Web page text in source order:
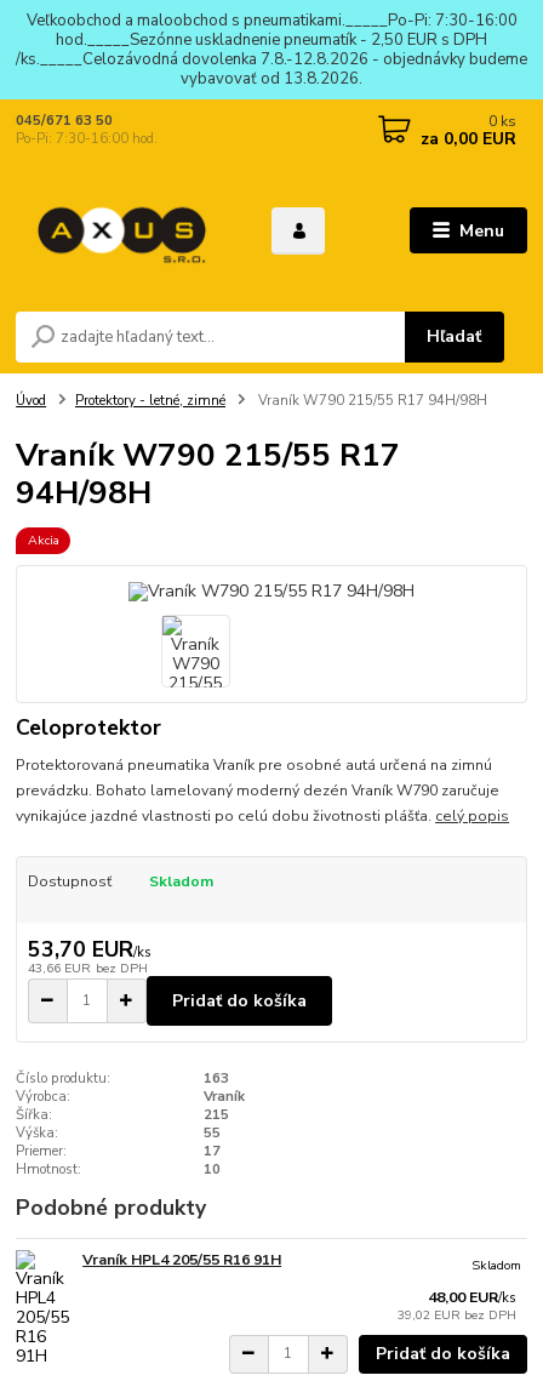
Veľkoobchod a maloobchod s pneumatikami._____Po-Pi: 7:30-16:00
hod._____Sezónne uskladnenie pneumatík - 2,50 EUR s DPH
/ks._____Celozávodná dovolenka 7.8.-12.8.2026 - objednávky budeme
vybavovať od 13.8.2026.
Menu
Hľadať
045/671 63 50
Po-Pi: 7:30-16:00 hod.
0 ks
za 0,00 EUR
Úvod Protektory - letné, zimné Vraník W790 215/55 R17 94H/98H
Vraník W790 215/55 R17
94H/98H
Akcia
Celoprotektor
Protektorovaná pneumatika Vraník pre osobné autá určená na zimnú
prevádzku. Bohato lamelovaný moderný dezén Vraník W790 zaručuje
vynikajúce jazdné vlastnosti po celú dobu životnosti plášťa. celý popis
Dostupnosť Skladom
53,70 EUR/ks
43,66 EUR bez DPH
Pridať do košíka
Číslo produktu:
163
Výrobca:
Vraník
Šířka:
215
Výška:
55
Priemer:
17
Hmotnost:
10
Podobné produkty
Vraník HPL4 205/55 R16 91H
48,00 EUR/ks
39,02 EUR bez DPH
Skladom
Pridať do košíka